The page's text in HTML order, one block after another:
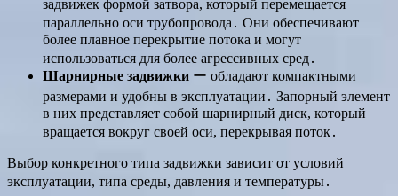
задвижек формой затвора, который перемещается
параллельно оси трубопровода․ Они обеспечивают
более плавное перекрытие потока и могут
использоваться для более агрессивных сред․
Шарнирные задвижки ー обладают компактными
размерами и удобны в эксплуатации․ Запорный элемент
в них представляет собой шарнирный диск, который
вращается вокруг своей оси, перекрывая поток․
Выбор конкретного типа задвижки зависит от условий
эксплуатации, типа среды, давления и температуры․